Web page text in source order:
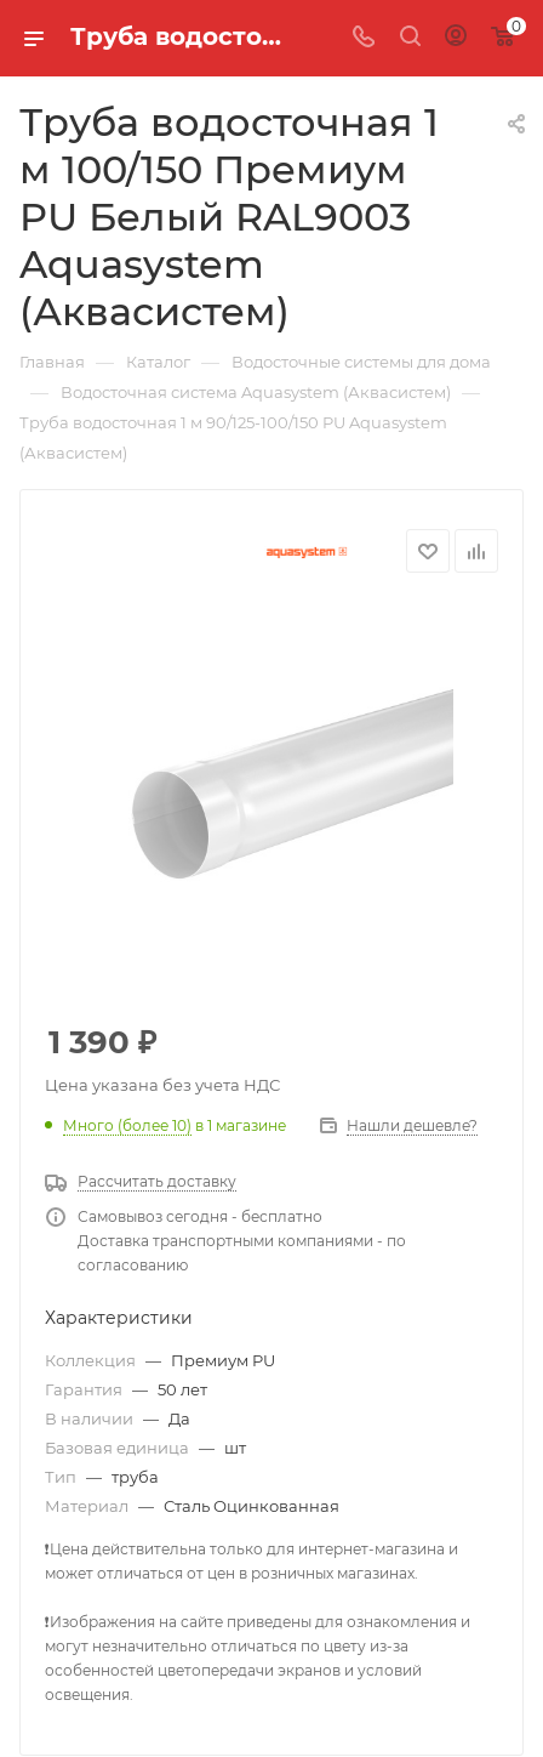
Труба водосточная 1 м 100/150 Премиум PU Белый RAL9003 Aquasystem (Аквасистем) 0
Труба водосточная 1
м 100/150 Премиум
PU Белый RAL9003
Aquasystem
(Аквасистем)
Главная — Каталог — Водосточные системы для дома
— Водосточная система Aquasystem (Аквасистем) —
Труба водосточная 1 м 90/125-100/150 PU Aquasystem
(Аквасистем)
1 390 ₽
Цена указана без учета НДС
Много (более 10) в 1 магазине Нашли дешевле?
Рассчитать доставку
Самовывоз сегодня - бесплатно
Доставка транспортными компаниями - по
согласованию
Характеристики
Коллекция — Премиум PU
Гарантия — 50 лет
В наличии — Да
Базовая единица — шт
Тип — труба
Материал — Сталь Оцинкованная
❗Цена действительна только для интернет-магазина и
может отличаться от цен в розничных магазинах.
❗Изображения на сайте приведены для ознакомления и
могут незначительно отличаться по цвету из-за
особенностей цветопередачи экранов и условий
освещения.